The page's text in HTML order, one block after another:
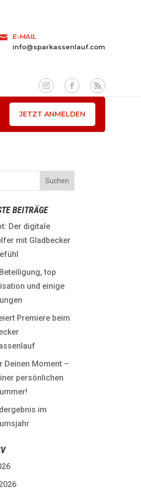

E-MAIL
info@sparkassenlauf.com
JETZT ANMELDEN
BEITRÄGE
Der digitale
mit Gladbecker
top
und einige
Premiere beim
Deinen Moment –
persönlichen
im